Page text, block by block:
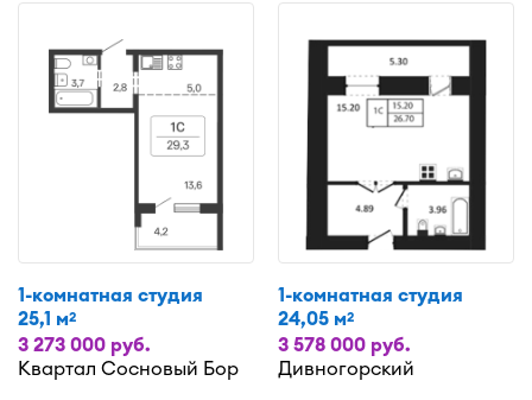
1-комнатная студия
25,1 м2
3 273 000 руб.
Квартал Сосновый Бор
1-комнатная студия
24,05 м2
3 578 000 руб.
Дивногорский